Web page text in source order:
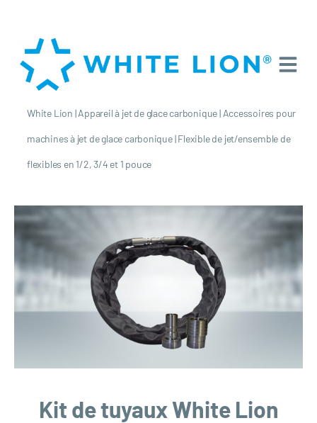
White Lion |Appareil à jet de glace carbonique| Accessoires pour
machines à jet de glace carbonique|Flexible de jet/ensemble de
flexibles en 1/2, 3/4 et 1 pouce
Kit de tuyaux White Lion